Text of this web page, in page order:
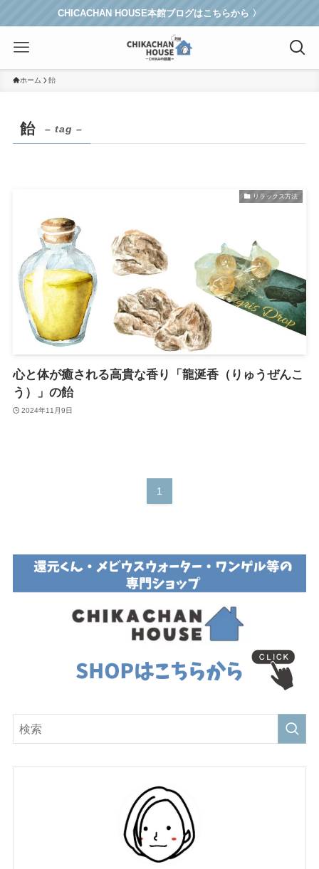
CHICACHAN HOUSE本館ブログはこちらから 〉
ホーム 飴
飴 – tag –
リラックス方法
心と体が癒される高貴な香り「龍涎香（りゅうぜんこ
う）」の飴
2024年11月9日
1